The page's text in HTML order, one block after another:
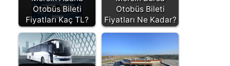
Otobüs Bileti
Fiyatları Kaç TL?
Otobüs Bileti
Fiyatları Ne Kadar?